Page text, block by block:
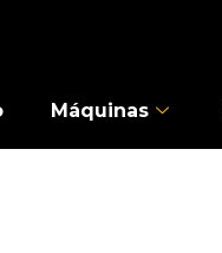
Máquinas